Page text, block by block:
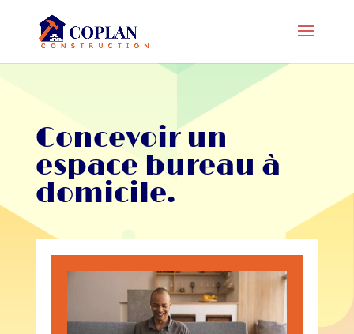
Concevoir un
espace bureau à
domicile.